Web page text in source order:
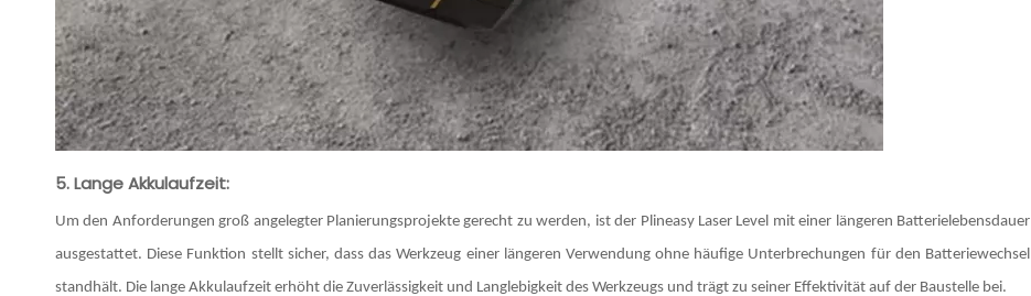
5. Lange Akkulaufzeit:
Um den Anforderungen groß angelegter Planierungsprojekte gerecht zu werden, ist der Plineasy Laser Level mit einer längeren Batterielebensdauer
ausgestattet. Diese Funktion stellt sicher, dass das Werkzeug einer längeren Verwendung ohne häufige Unterbrechungen für den Batteriewechsel
standhält. Die lange Akkulaufzeit erhöht die Zuverlässigkeit und Langlebigkeit des Werkzeugs und trägt zu seiner Effektivität auf der Baustelle bei.